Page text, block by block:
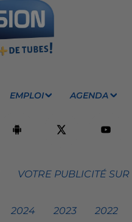
EMPLOI AGENDA
VOTRE PUBLICITÉ
2024 2023 2022